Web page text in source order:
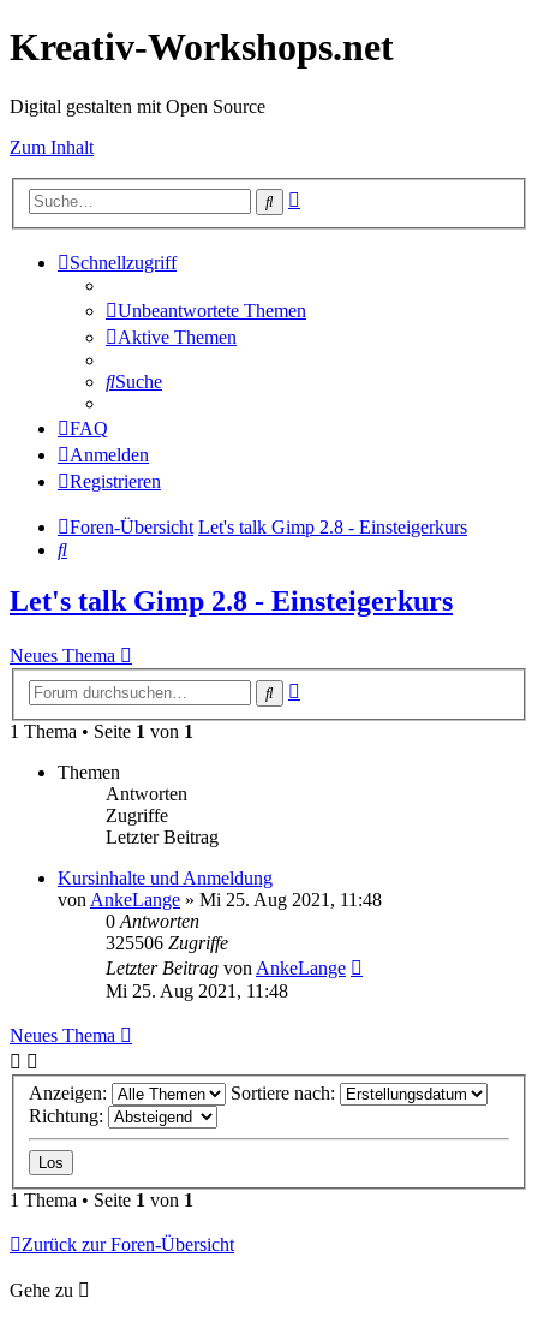
Kreativ-Workshops.net
Digital gestalten mit Open Source
Zum Inhalt
Suche
Schnellzugriff
Unbeantwortete Themen
Aktive Themen
Suche
FAQ
Anmelden
Registrieren
Foren-Übersicht Let's talk Gimp 2.8 - Einsteigerkurs
Suche
Let's talk Gimp 2.8 - Einsteigerkurs
Neues Thema
Suche
1 Thema • Seite 1 von 1
Themen
Antworten
Zugriffe
Letzter Beitrag
Kursinhalte und Anmeldung
von AnkeLange » Mi 25. Aug 2021, 11:48
0 Antworten
325506 Zugriffe
Letzter Beitrag von AnkeLange
Mi 25. Aug 2021, 11:48
Neues Thema
Anzeigen:
Sortiere nach:
Richtung:
1 Thema • Seite 1 von 1
Zurück zur Foren-Übersicht
Gehe zu